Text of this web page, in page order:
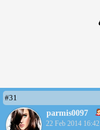
#31
parmis0097
22 Feb 2014 16:42